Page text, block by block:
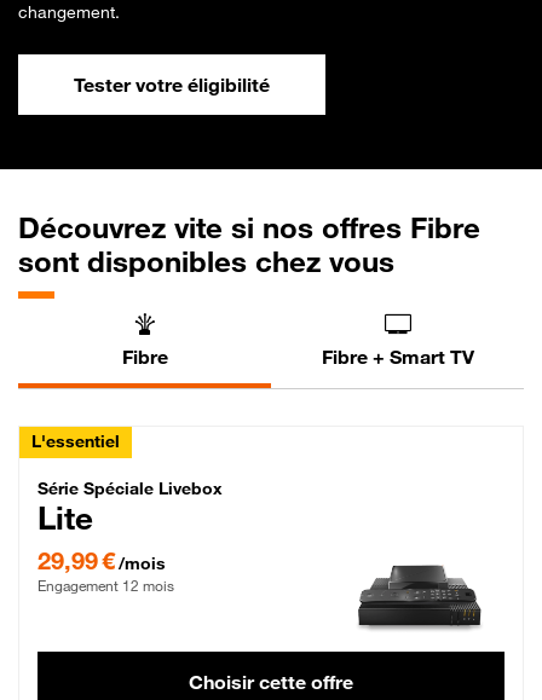
changement.
Tester votre éligibilité
Découvrez vite si nos offres Fibre
sont disponibles chez vous
Fibre Fibre + Smart TV
L'essentiel
Série Spéciale Livebox Lite Fibre
Série Spéciale Livebox
Lite
29,99 €/mois
Engagement 12 mois
Choisir cette offre